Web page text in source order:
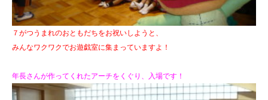
７がつうまれのおともだちをお祝いしようと、
みんなワクワクでお遊戯室に集まっていますよ！
年長さんが作ってくれたアーチをくぐり、入場です！